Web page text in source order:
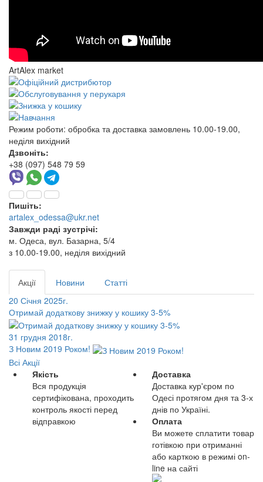
ArtAlex market
Режим роботи: обробка та доставка замовлень 10.00-19.00,
неділя вихідний
Дзвоніть:
+38 (097) 548 79 59
Пишіть:
artalex_odessa@ukr.net
Завжди раді зустрічі:
м. Одеса, вул. Базарна, 5/4
з 10.00-19.00, неділя вихідний
Акції Новини
Статті
20 Січня 2025г.
Отримай додаткову знижку у кошику 3-5%
31 грудня 2018г.
З Новим 2019 Роком!
Всі Акції
Якість
Вся продукція
сертифікована, проходить
контроль якості перед
відправкою
Доставка
Доставка кур'єром по
Одесі протягом дня та 3-х
днів по Україні.
Оплата
Ви можете сплатити товар
готівкою при отриманні
або карткою в режимі on-
line на сайті